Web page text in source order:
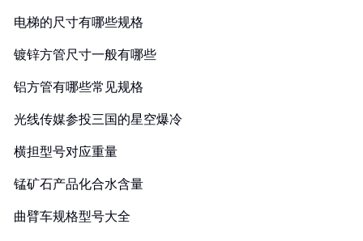
电梯的尺寸有哪些规格
镀锌方管尺寸一般有哪些
铝方管有哪些常见规格
光线传媒参投三国的星空爆冷
横担型号对应重量
锰矿石产品化合水含量
曲臂车规格型号大全